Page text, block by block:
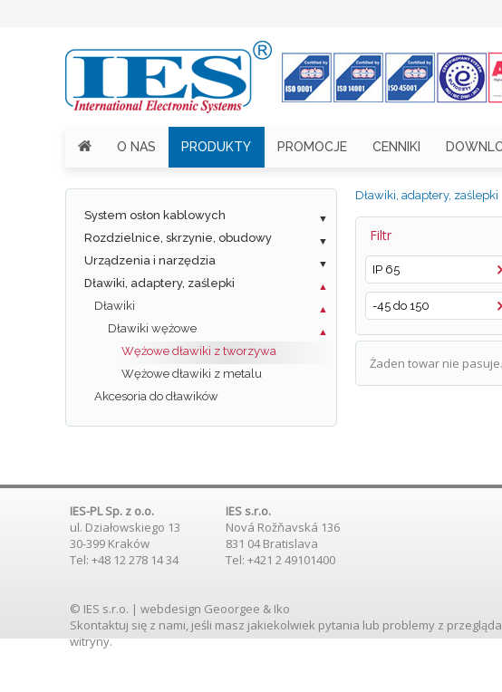
O NAS PRODUKTY PROMOCJE CENNIKI
System osłon kablowych
Rozdzielnice, skrzynie, obudowy
Urządzenia i narzędzia
Dławiki, adaptery, zaślepki
Dławiki
Dławiki wężowe
Wężowe dławiki z tworzywa
Wężowe dławiki z metalu
Akcesoria do dławików
Dławiki, adaptery, zaślepki
Filtr
IP 65
-45 do 150
Żaden towar nie pasuje.
IES-PL Sp. z o.o.
ul. Działowskiego 13
30-399 Kraków
Tel: +48 12 278 14 34
IES s.r.o.
Nová Rožňavská 136
831 04 Bratislava
Tel: +421 2 49101400
© IES s.r.o. | webdesign Geoorgee & Iko
Skontaktuj się z nami, jeśli masz jakiekolwiek pytania lub problemy z
witryny.